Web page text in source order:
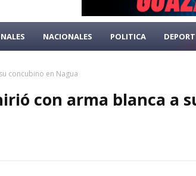
NACIONALES POLITICA
concubino en Nagua
con arma blanca a